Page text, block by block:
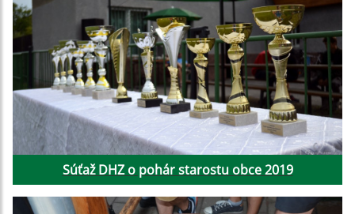
Súťaž DHZ o pohár starostu obce 2019